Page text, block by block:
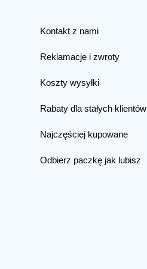
Kontakt z nami
Reklamacje i zwroty
Koszty wysyłki
Rabaty dla stałych klientów
Najczęściej kupowane
Odbierz paczkę jak lubisz